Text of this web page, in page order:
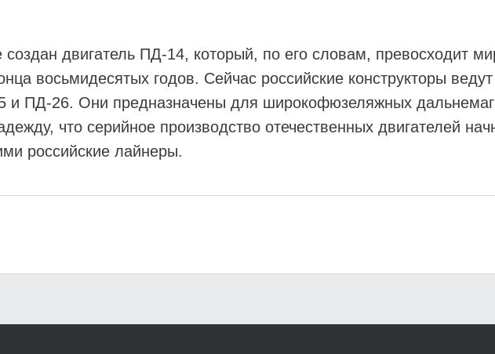
двигатель ПД-14, который, по его словам, превосходит
восьмидесятых годов. Сейчас российские конструкторы
ПД-26. Они предназначены для широкофюзеляжных
что серийное производство отечественных двигателей
российские лайнеры.